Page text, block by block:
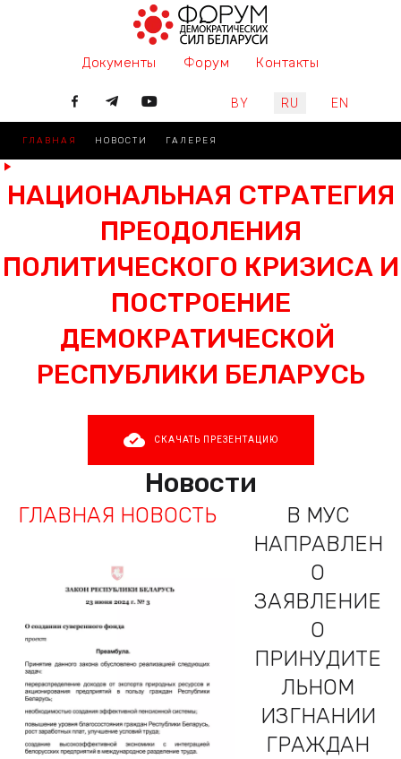
Документы Форум Контакты
Выберите язык
BY RU EN
ГЛАВНАЯ НОВОСТИ ГАЛЕРЕЯ
НАЦИОНАЛЬНАЯ СТРАТЕГИЯ
ПРЕОДОЛЕНИЯ
ПОЛИТИЧЕСКОГО КРИЗИСА И
ПОСТРОЕНИЕ
ДЕМОКРАТИЧЕСКОЙ
РЕСПУБЛИКИ БЕЛАРУСЬ
СКАЧАТЬ ПРЕЗЕНТАЦИЮ
Новости
ГЛАВНАЯ НОВОСТЬ
В МУС
НАПРАВЛЕН
О
ЗАЯВЛЕНИЕ
О
ПРИНУДИТЕ
ЛЬНОМ
ИЗГНАНИИ
ГРАЖДАН